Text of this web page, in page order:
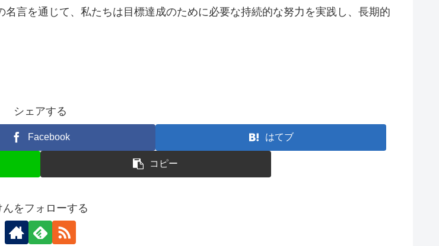
言を通じて、私たちは目標達成のために必要な持続的な努力を実践し、長期的
シェアする
Facebook はてブ
コピー
んをフォローする